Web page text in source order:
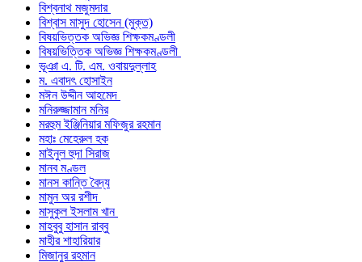
বিশ্বনাথ মজুমদার
বিশ্বাস মাসুদ হোসেন (মুক্ত)
বিষয়ভিত্তক অভিজ্ঞ শিক্ষকমণ্ডলী
বিষয়ভিত্তিক অভিজ্ঞ শিক্ষকমণ্ডলী
ভূঞা এ. টি. এম. ওবায়দুল্লাহ
ম. এবাদৎ হোসাইন
মঈন উদ্দীন আহমেদ
মনিরুজ্জামান মনির
মরহুম ইঞ্জিনিয়ার মফিজুর রহমান
মহাঃ মেহেরুল হক
মাইনুল হুদা সিরাজ
মানব মণ্ডল
মানস কান্তি বৈদ্য
মামুন অর রশীদ
মাসুকুল ইসলাম খান
মাহবুবু হাসান রাব্বু
মাহীর শাহারিয়ার
মিজানুর রহমান